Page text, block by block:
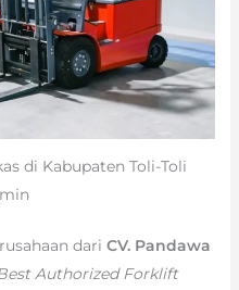
di Kabupaten Toli-Toli
dari CV. Pandawa
Authorized Forklift